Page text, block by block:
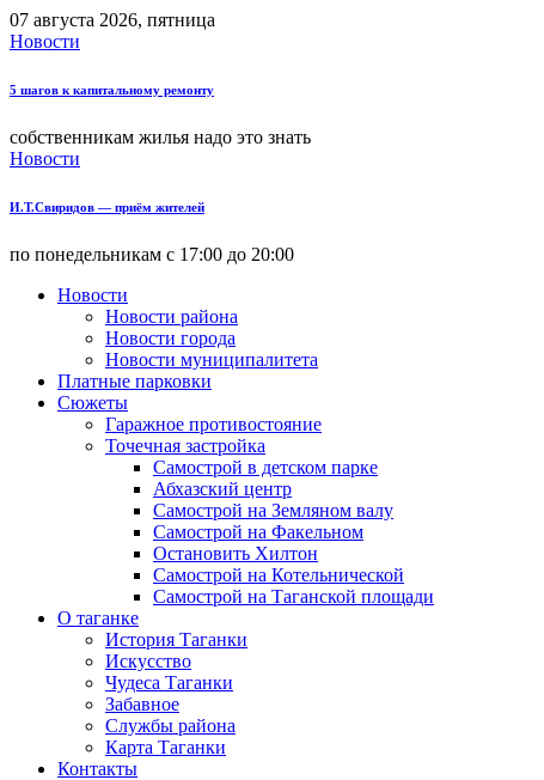
07 августа 2026, пятница
Новости
5 шагов к капитальному ремонту
собственникам жилья надо это знать
Новости
И.Т.Свиридов — приём жителей
по понедельникам с 17:00 до 20:00
Новости
Новости района
Новости города
Новости муниципалитета
Платные парковки
Сюжеты
Гаражное противостояние
Точечная застройка
Самострой в детском парке
Абхазский центр
Самострой на Земляном валу
Самострой на Факельном
Остановить Хилтон
Самострой на Котельнической
Самострой на Таганской площади
О таганке
История Таганки
Искусство
Чудеса Таганки
Забавное
Службы района
Карта Таганки
Контакты